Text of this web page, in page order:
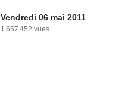
Vendredi 06 mai 2011
1 657 452 vues